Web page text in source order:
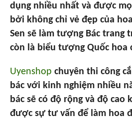
dụng nhiều nhất và được
bởi không chỉ vẻ đẹp của
Sen sẽ làm tượng Bác trang
còn là biểu tượng Quốc hoa
Uyenshop chuyên thi công
bác với kinh nghiệm nhiều
bác sẽ có độ rộng và độ cao
được sự tư vấn để làm hoa